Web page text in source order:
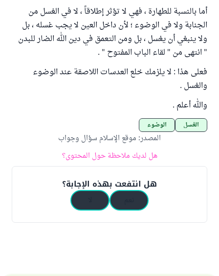
أما بالنسبة للطهارة ، فهي لا تؤثر إطلاقاً ، لا في الغسل من
الجنابة ولا في الوضوء ؛ لأن داخل العين لا يجب غسله ، بل
ولا ينبغي أن يغسل ، بل ومن التعمق في دين الله الضار للبدن
" انتهى من " لقاء الباب المفتوح " .
فعلى هذا : لا يلزمك خلع العدسات اللاصقة عند الوضوء
والغسل .
والله أعلم .
الغسل الوضوء
المصدر: موقع الإسلام سؤال وجواب
هل لديك ملاحظة حول المحتوى؟
هل انتفعت بهذه الإجابة؟